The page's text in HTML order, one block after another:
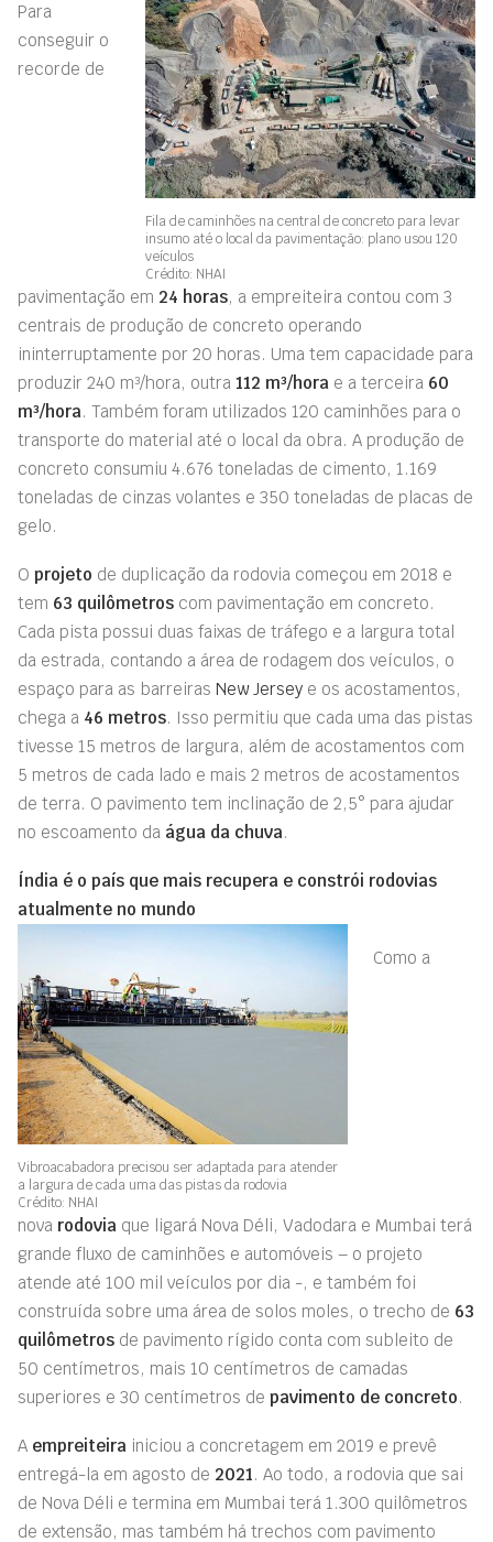
Fila de caminhões na central de concreto para levar
insumo até o local da pavimentação: plano usou 120
veículos
Crédito: NHAI
Para
conseguir o
recorde de
pavimentação em 24 horas, a empreiteira contou com 3
centrais de produção de concreto operando
ininterruptamente por 20 horas. Uma tem capacidade para
produzir 240 m³/hora, outra 112 m³/hora e a terceira 60
m³/hora. Também foram utilizados 120 caminhões para o
transporte do material até o local da obra. A produção de
concreto consumiu 4.676 toneladas de cimento, 1.169
toneladas de cinzas volantes e 350 toneladas de placas de
gelo.
O projeto de duplicação da rodovia começou em 2018 e
tem 63 quilômetros com pavimentação em concreto.
Cada pista possui duas faixas de tráfego e a largura total
da estrada, contando a área de rodagem dos veículos, o
espaço para as barreiras New Jersey e os acostamentos,
chega a 46 metros. Isso permitiu que cada uma das pistas
tivesse 15 metros de largura, além de acostamentos com
5 metros de cada lado e mais 2 metros de acostamentos
de terra. O pavimento tem inclinação de 2,5° para ajudar
no escoamento da água da chuva.
Índia é o país que mais recupera e constrói rodovias
atualmente no mundo
Vibroacabadora precisou ser adaptada para atender
a largura de cada uma das pistas da rodovia
Crédito: NHAI
Como a
nova rodovia que ligará Nova Déli, Vadodara e Mumbai terá
grande fluxo de caminhões e automóveis – o projeto
atende até 100 mil veículos por dia -, e também foi
construída sobre uma área de solos moles, o trecho de 63
quilômetros de pavimento rígido conta com subleito de
50 centímetros, mais 10 centímetros de camadas
superiores e 30 centímetros de pavimento de concreto.
A empreiteira iniciou a concretagem em 2019 e prevê
entregá-la em agosto de 2021. Ao todo, a rodovia que sai
de Nova Déli e termina em Mumbai terá 1.300 quilômetros
de extensão, mas também há trechos com pavimento